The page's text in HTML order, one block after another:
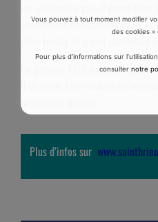
spécificités des communes. Il
Ce premier PLUi va courir
prochaines années. »
Plus d’infos sur
Vous pouvez à tout moment modifier
des cookies »
Pour plus d’informations sur
consulternotre